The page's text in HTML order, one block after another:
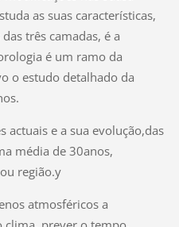
as suas características,
três camadas, é a
é um ramo da
o estudo detalhado da
actuais e a sua evolução,das
média de 30anos,
região.y
atmosféricos a